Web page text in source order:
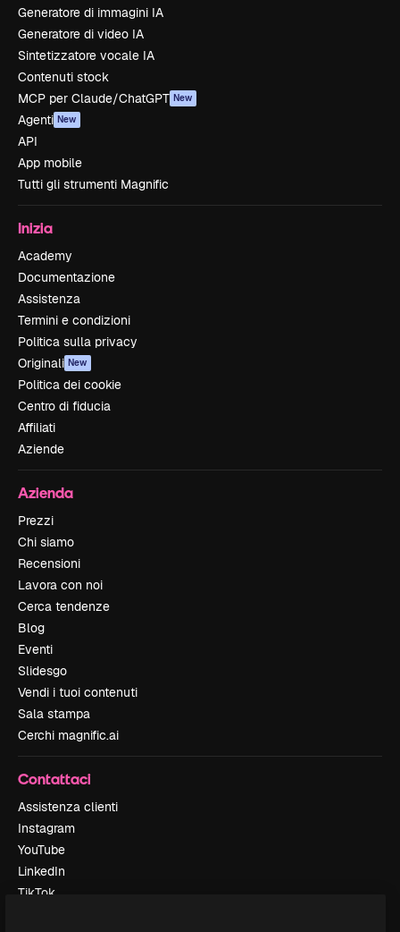
Generatore di immagini IA
Generatore di video IA
Sintetizzatore vocale IA
Contenuti stock
MCP per Claude/ChatGPT New
Agenti New
API
App mobile
Tutti gli strumenti Magnific
Inizia
Academy
Documentazione
Assistenza
Termini e condizioni
Politica sulla privacy
Originali New
Politica dei cookie
Centro di fiducia
Affiliati
Aziende
Azienda
Prezzi
Chi siamo
Recensioni
Lavora con noi
Cerca tendenze
Blog
Eventi
Slidesgo
Vendi i tuoi contenuti
Sala stampa
Cerchi magnific.ai
Contattaci
Assistenza clienti
Instagram
YouTube
LinkedIn
TikTok